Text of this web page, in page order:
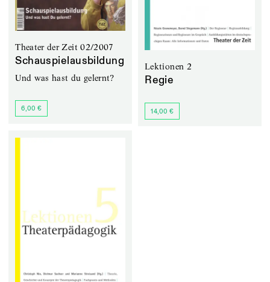
Theater der Zeit 02/2007
Schauspielausbildung
Und was hast du gelernt?
6,00 €
Lektionen 2
Regie
14,00 €